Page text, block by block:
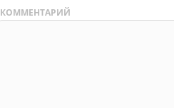
КОММЕНТАРИЙ